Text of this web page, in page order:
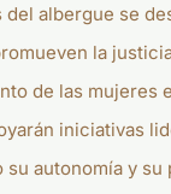
albergue se
la
de las mujeres
iniciativas
autonomía y su